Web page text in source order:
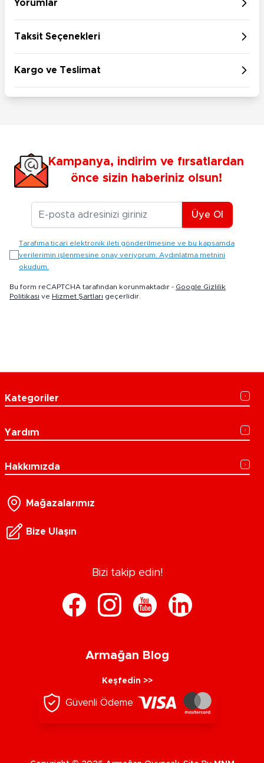
Yorumlar
Taksit Seçenekleri
Kargo ve Teslimat
Kampanya, indirim ve fırsatlardan
önce sizin haberiniz olsun!
E-posta Adresiniz
Üye Ol
Tarafıma ticari elektronik ileti gönderilmesine ve bu kapsamda
verilerimin işlenmesine onay veriyorum. Aydınlatma metnini
okudum.
Bu form reCAPTCHA tarafından korunmaktadır - Google Gizlilik
Politikası ve Hizmet Şartları geçerlidir.
Kategoriler
Yardım
Hakkımızda
Mağazalarımız
Bize Ulaşın
Bizi takip edin!
Armağan Blog
Keşfedin >>
Güvenli Ödeme